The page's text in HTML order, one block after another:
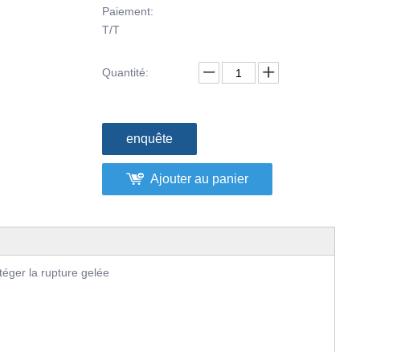
Paiement:
T/T
Quantité:
enquête
Ajouter au panier
la rupture gelée